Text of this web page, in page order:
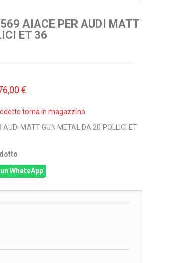
AIACE PER AUDI MATT
ET 36
€
torna in magazzino.
AUDI MATT GUN METAL DA 20 POLLICI ET
WhatsApp